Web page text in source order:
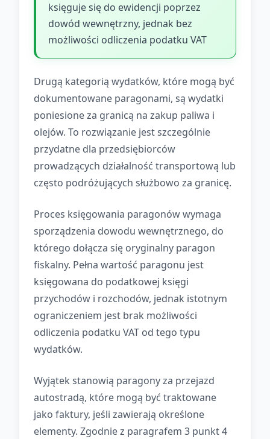
księguje się do ewidencji poprzez
dowód wewnętrzny, jednak bez
możliwości odliczenia podatku VAT
Drugą kategorią wydatków, które mogą być
dokumentowane paragonami, są wydatki
poniesione za granicą na zakup paliwa i
olejów. To rozwiązanie jest szczególnie
przydatne dla przedsiębiorców
prowadzących działalność transportową lub
często podróżujących służbowo za granicę.
Proces księgowania paragonów wymaga
sporządzenia dowodu wewnętrznego, do
którego dołącza się oryginalny paragon
fiskalny. Pełna wartość paragonu jest
księgowana do podatkowej księgi
przychodów i rozchodów, jednak istotnym
ograniczeniem jest brak możliwości
odliczenia podatku VAT od tego typu
wydatków.
Wyjątek stanowią paragony za przejazd
autostradą, które mogą być traktowane
jako faktury, jeśli zawierają określone
elementy. Zgodnie z paragrafem 3 punkt 4